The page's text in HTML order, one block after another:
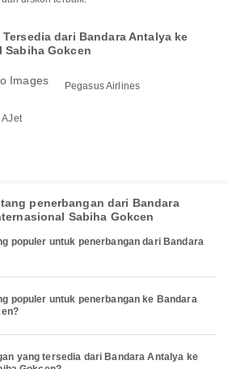
dari Bandara Antalya ke
Sabiha Gokcen
Pegasus Airlines
AJet
penerbangan dari Bandara
Sabiha Gokcen
populer untuk penerbangan dari Bandara
populer untuk penerbangan ke Bandara
yang tersedia dari Bandara Antalya ke